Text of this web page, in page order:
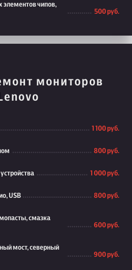
элементов чипов,
500 руб.
мониторов
Lenovo
1 100 руб.
800 руб.
1 000 руб.
USB 800 руб.
смазка
600 руб.
мост, северный
900 руб.